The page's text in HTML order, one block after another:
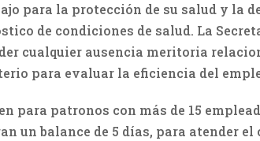
para la protección de su salud y la
de condiciones de salud. La
cualquier ausencia meritoria
para evaluar la eficiencia del
para patronos con más de 15
un balance de 5 días, para atender